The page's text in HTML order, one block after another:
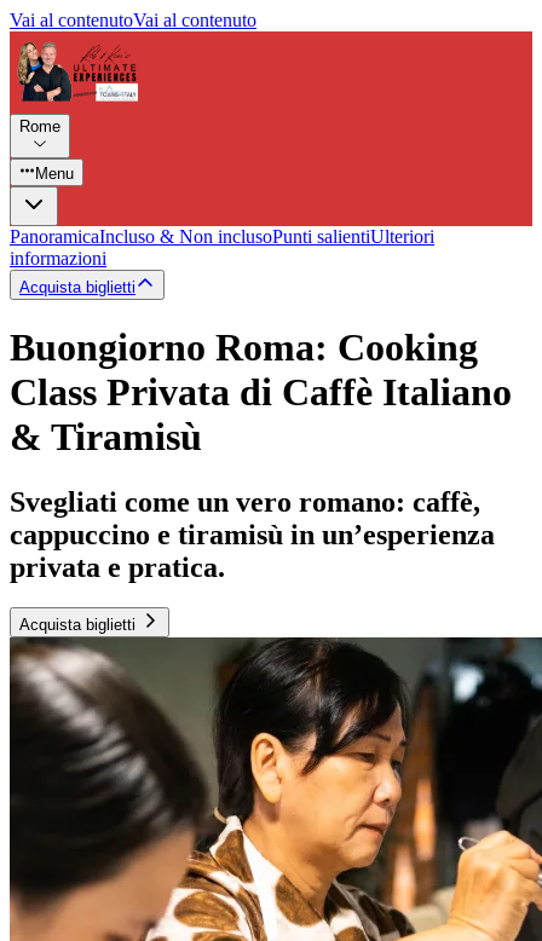
Vai al contenutoVai al contenuto
Rome
Menu
PanoramicaIncluso & Non inclusoPunti salientiUlteriori
informazioni
Acquista biglietti
Buongiorno Roma: Cooking
Class Privata di Caffè Italiano
& Tiramisù
Svegliati come un vero romano: caffè,
cappuccino e tiramisù in un’esperienza
privata e pratica.
Acquista biglietti